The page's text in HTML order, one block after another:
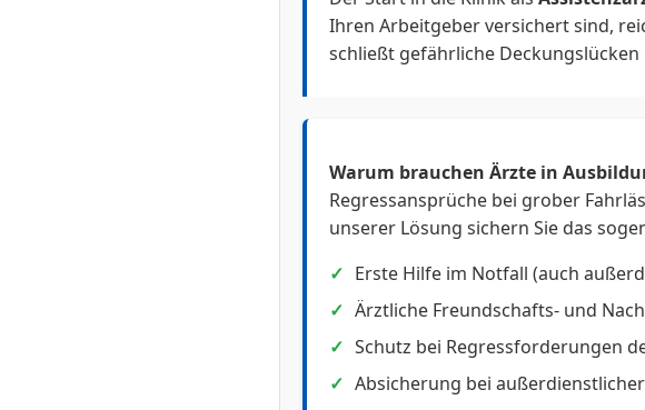
Ist die Versicherung in der
Muss ich die Versicherung bei
Ja, unbedingt. Sobald Sie Ihren
ändert sich Ihr Risikoprofil massiv.
Facharzttarif umgestellt werden.
Sind außerklinische
Nein. Eine Basis-Police für
Ihren Arbeitgeber versichert sind,
schließt gefährliche
Warum brauchen Ärzte in
Regressansprüche bei grober
unserer Lösung sichern Sie das
Erste Hilfe im Notfall (auch
Ärztliche Freundschafts- und
Schutz bei Regressforderungen
Absicherung bei